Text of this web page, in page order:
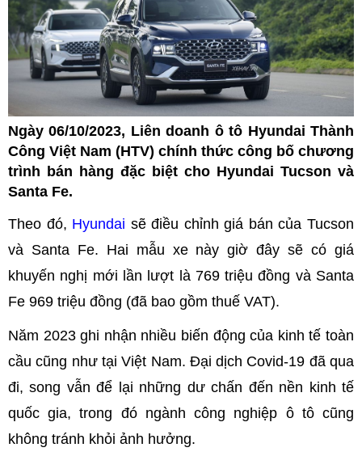
Ngày 06/10/2023, Liên doanh ô tô Hyundai Thành
Công Việt Nam (HTV) chính thức công bố chương
trình bán hàng đặc biệt cho Hyundai Tucson và
Santa Fe.
Theo đó, Hyundai sẽ điều chỉnh giá bán của Tucson
và Santa Fe. Hai mẫu xe này giờ đây sẽ có giá
khuyến nghị mới lần lượt là 769 triệu đồng và Santa
Fe 969 triệu đồng (đã bao gồm thuế VAT).
Năm 2023 ghi nhận nhiều biến động của kinh tế toàn
cầu cũng như tại Việt Nam. Đại dịch Covid-19 đã qua
đi, song vẫn để lại những dư chấn đến nền kinh tế
quốc gia, trong đó ngành công nghiệp ô tô cũng
không tránh khỏi ảnh hưởng.